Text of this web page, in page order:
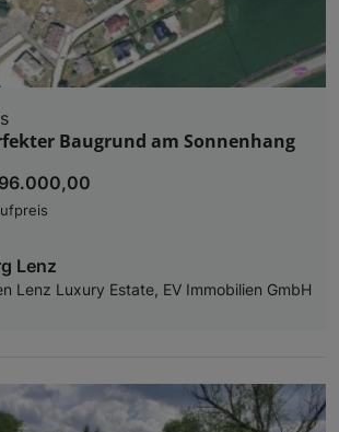
Baugrund am Sonnenhang
Lenz
Lenz Luxury Estate, EV Immobilien GmbH